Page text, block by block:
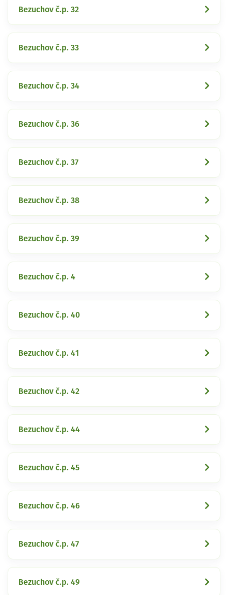
Bezuchov č.p. 32
Bezuchov č.p. 33
Bezuchov č.p. 34
Bezuchov č.p. 36
Bezuchov č.p. 37
Bezuchov č.p. 38
Bezuchov č.p. 39
Bezuchov č.p. 4
Bezuchov č.p. 40
Bezuchov č.p. 41
Bezuchov č.p. 42
Bezuchov č.p. 44
Bezuchov č.p. 45
Bezuchov č.p. 46
Bezuchov č.p. 47
Bezuchov č.p. 49